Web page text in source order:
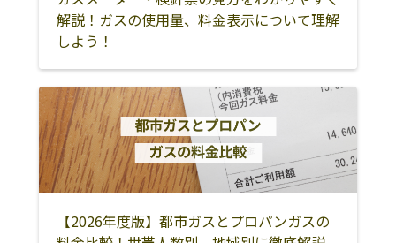
長生郡一宮町 長生郡白子町
長生郡長柄町
夷隅郡大多喜町
夷隅郡御宿町
木更津市
君津市
富津市
鴨川市
館山市
南房総市
安房郡鋸南町
解説！ガスの使用量、料金表示について理解
しよう！
【2026年度版】都市ガスとプロパンガスの